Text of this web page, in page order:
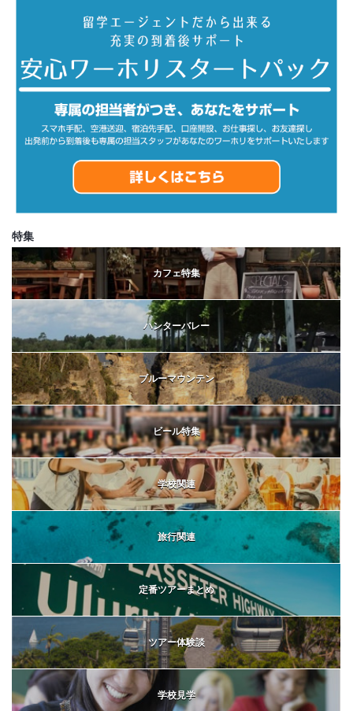
特集
カフェ特集
ハンターバレー
ブルーマウンテン
ビール特集
学校関連
旅行関連
定番ツアーまとめ
ツアー体験談
学校見学